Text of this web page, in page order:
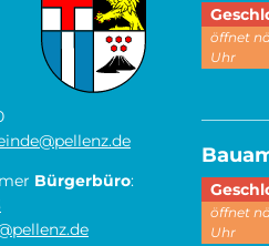
Bürgerbüro:
öffnet
Uhr
öffnet
Uhr